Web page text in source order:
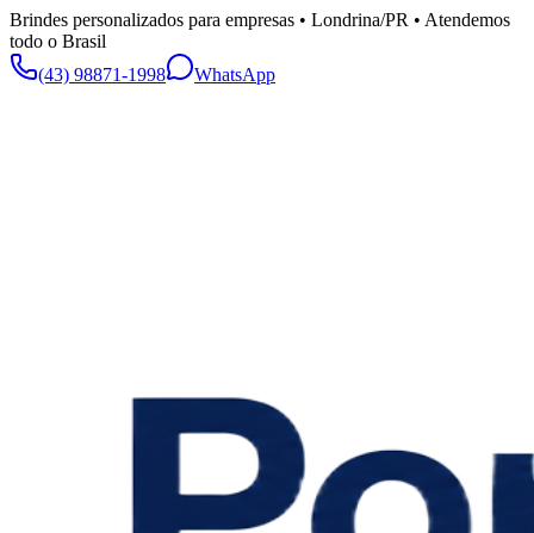
Brindes personalizados para empresas • Londrina/PR • Atendemos
todo o Brasil
(43) 98871-1998
WhatsApp